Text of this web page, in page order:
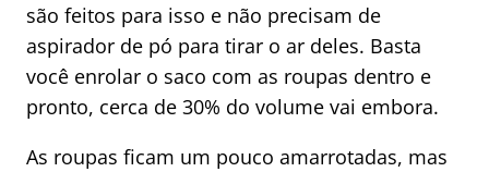
são feitos para isso e não precisam de
aspirador de pó para tirar o ar deles. Basta
você enrolar o saco com as roupas dentro e
pronto, cerca de 30% do volume vai embora.
As roupas ficam um pouco amarrotadas, mas